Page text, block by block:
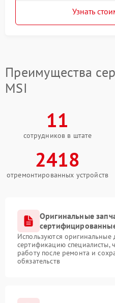
Узнать
Преимущества
MSI
11
сотрудников в штате
2418
отремонтированных устройств
Оригинальные
Используются
сертификацию специалисты,
работу после ремонта и
обязательств